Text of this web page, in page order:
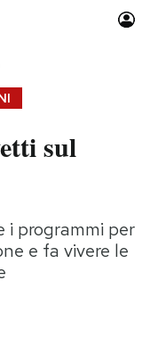
Idee
sul
i programmi per
e fa vivere le